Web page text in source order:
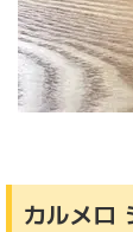
カルメロ